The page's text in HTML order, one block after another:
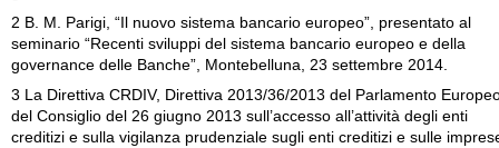
2 B. M. Parigi, “Il nuovo sistema bancario europeo”, presentato al
seminario “Recenti sviluppi del sistema bancario europeo e della
governance delle Banche”, Montebelluna, 23 settembre 2014.
3 La Direttiva CRDIV, Direttiva 2013/36/2013 del Parlamento
del Consiglio del 26 giugno 2013 sull’accesso all’attività degli enti
creditizi e sulla vigilanza prudenziale sugli enti creditizi e sulle